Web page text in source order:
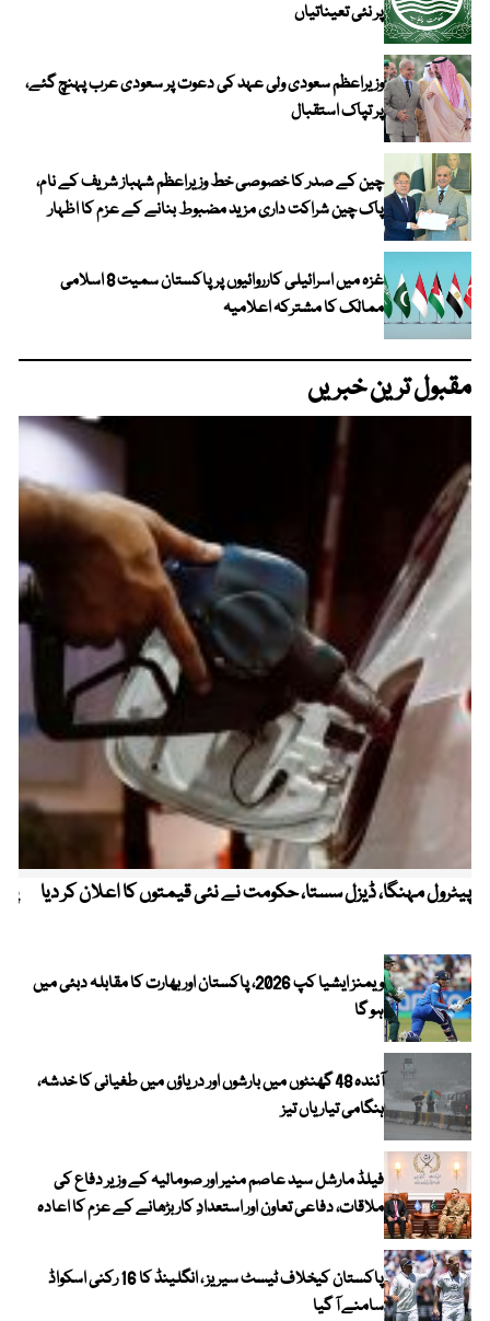
پر نئی تعیناتیاں
وزیراعظم سعودی ولی عہد کی دعوت پر سعودی عرب پہنچ گئے،
پر تپاک استقبال
چین کے صدر کا خصوصی خط وزیراعظم شہباز شریف کے نام،
پاک چین شراکت داری مزید مضبوط بنانے کے عزم کا اظہار
غزہ میں اسرائیلی کارروائیوں پر پاکستان سمیت 8 اسلامی
ممالک کا مشترکہ اعلامیہ
مقبول ترین خبریں
پیٹرول مہنگا، ڈیزل سستا، حکومت نے نئی قیمتوں کا اعلان کر دیا
ویمنز ایشیا کپ 2026، پاکستان اور بھارت کا مقابلہ دبئی میں
ہو گا
آئندہ 48 گھنٹوں میں بارشوں اور دریاؤں میں طغیانی کا خدشہ،
ہنگامی تیاریاں تیز
فیلڈ مارشل سید عاصم منیر اور صومالیہ کے وزیر دفاع کی
ملاقات، دفاعی تعاون اور استعدادِ کار بڑھانے کے عزم کا اعادہ
پاکستان کیخلاف ٹیسٹ سیریز ، انگلینڈ کا 16 رکنی اسکواڈ
سامنے آ گیا